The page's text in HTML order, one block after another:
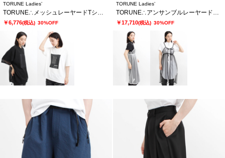
TORUNE Ladies’
￥6,776(税込) 30%OFF
TORUNE Ladies’
￥17,710(税込) 30%OFF